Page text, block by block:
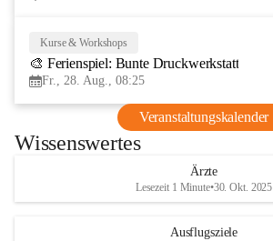
Kurse & Workshops
🎨 Ferienspiel: Bunte Druckwerkstatt
Fr., 28. Aug., 08:25
Veranstaltungskalender
Wissenswertes
Ärzte
Lesezeit 1 Minute•30. Okt. 2025
Ausflugsziele